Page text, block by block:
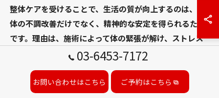
整体ケアを受けることで、生活の質が向上するのは、身
体の不調改善だけでなく、精神的な安定を得られるため
です。理由は、施術によって体の緊張が解け、ストレス
耐性が高まるからです。具体的な方法として、定期的な
整体施術と日常生活での姿勢改善指導が挙げられます。
こうした取り組みを続けることで、疲れにくい体づくり
03-6453-7172
お問い合わせはこちら ご予約はこちら